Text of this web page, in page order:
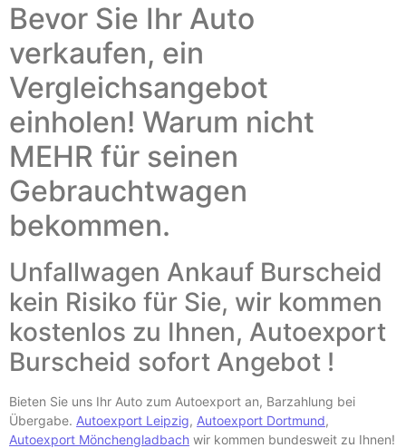
Bevor Sie Ihr Auto
verkaufen, ein
Vergleichsangebot
einholen! Warum nicht
MEHR für seinen
Gebrauchtwagen
bekommen.
Unfallwagen Ankauf Burscheid
kein Risiko für Sie, wir kommen
kostenlos zu Ihnen, Autoexport
Burscheid sofort Angebot !
Bieten Sie uns Ihr Auto zum Autoexport an, Barzahlung bei
Übergabe. Autoexport Leipzig, Autoexport Dortmund,
Autoexport Mönchengladbach wir kommen bundesweit zu Ihnen!